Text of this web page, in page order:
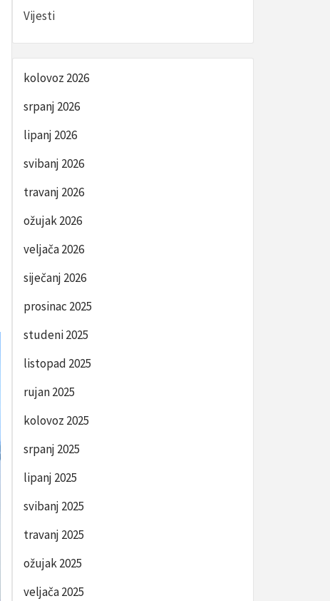
Vijesti
kolovoz 2026
srpanj 2026
lipanj 2026
svibanj 2026
travanj 2026
ožujak 2026
veljača 2026
siječanj 2026
prosinac 2025
studeni 2025
listopad 2025
rujan 2025
kolovoz 2025
srpanj 2025
lipanj 2025
svibanj 2025
travanj 2025
ožujak 2025
veljača 2025